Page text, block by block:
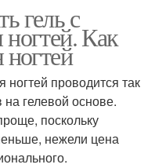
гель с
Как
проводится так
гелевой основе.
поскольку
нежели цена